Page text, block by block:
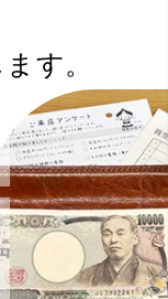
す。